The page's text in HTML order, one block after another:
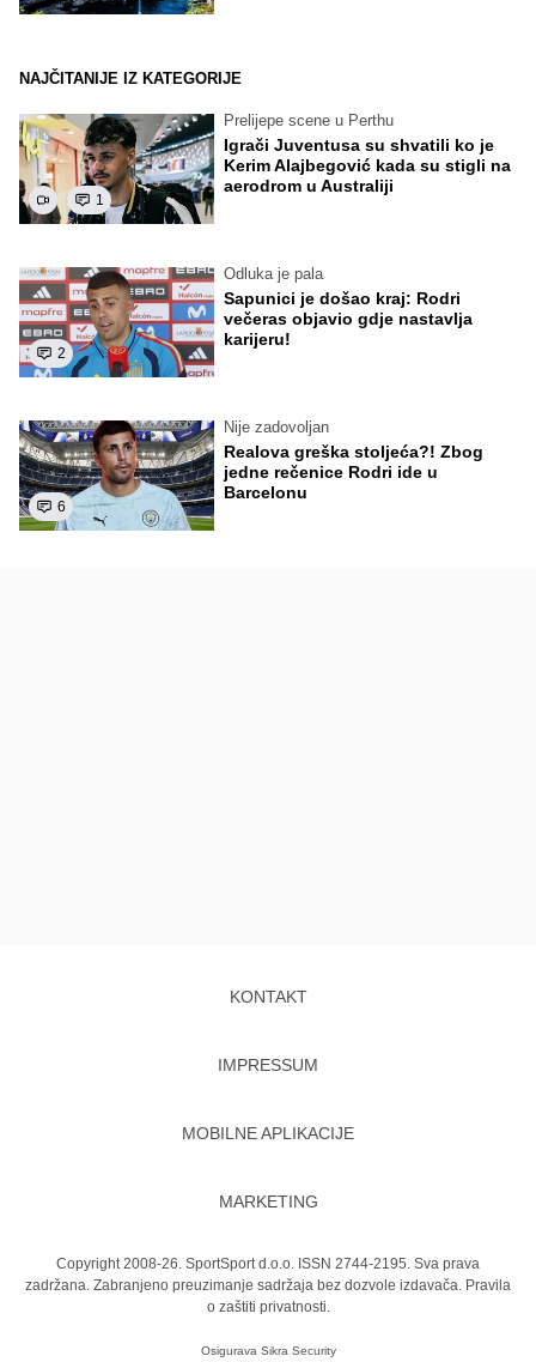
NAJČITANIJE IZ KATEGORIJE
1
Prelijepe scene u Perthu
Igrači Juventusa su shvatili ko je
Kerim Alajbegović kada su stigli na
aerodrom u Australiji
2
Odluka je pala
Sapunici je došao kraj: Rodri
večeras objavio gdje nastavlja
karijeru!
6
Nije zadovoljan
Realova greška stoljeća?! Zbog
jedne rečenice Rodri ide u
Barcelonu
KONTAKT
IMPRESSUM
MOBILNE APLIKACIJE
MARKETING
Copyright 2008-26. SportSport d.o.o. ISSN 2744-2195. Sva prava
zadržana. Zabranjeno preuzimanje sadržaja bez dozvole izdavača. Pravila
o zaštiti privatnosti.
Osigurava Sikra Security